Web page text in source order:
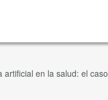
artificial en la salud: el